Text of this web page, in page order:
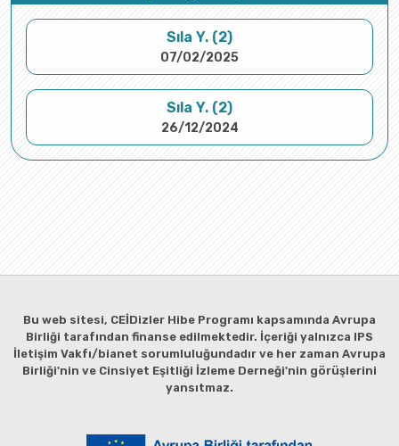
Sıla Y. (2)
07/02/2025
Sıla Y. (2)
26/12/2024
Bu web sitesi, CEİDizler Hibe Programı kapsamında Avrupa
Birliği tarafından finanse edilmektedir. İçeriği yalnızca IPS
İletişim Vakfı/bianet sorumluluğundadır ve her zaman Avrupa
Birliği'nin ve Cinsiyet Eşitliği İzleme Derneği'nin görüşlerini
yansıtmaz.